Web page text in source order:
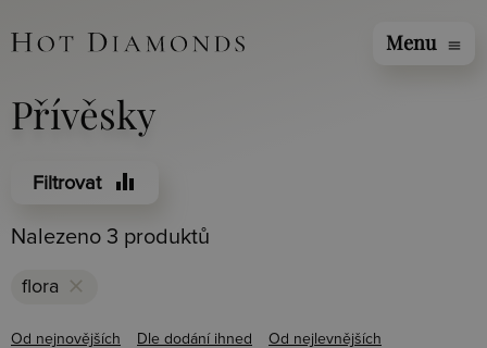
Menu menu
Přívěsky
Filtrovat equalizer
Nalezeno 3 produktů
flora clear
Od nejnovějších Dle dodání ihned Od nejlevnějších